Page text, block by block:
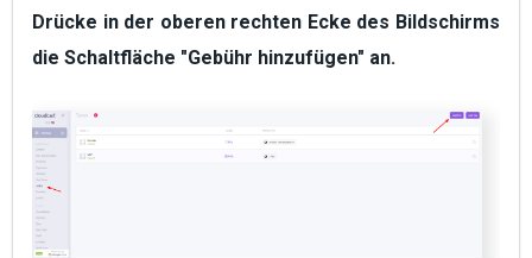
Drücke in der oberen rechten Ecke des Bildschirms
die Schaltfläche "Gebühr hinzufügen" an.